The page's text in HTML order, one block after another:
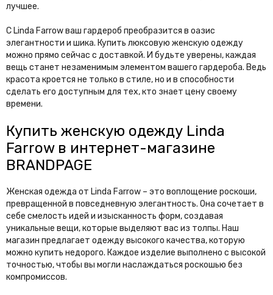
лучшее.
С Linda Farrow ваш гардероб преобразится в оазис
элегантности и шика. Купить люксовую женскую одежду
можно прямо сейчас с доставкой. И будьте уверены, каждая
вещь станет незаменимым элементом вашего гардероба. Ведь
красота кроется не только в стиле, но и в способности
сделать его доступным для тех, кто знает цену своему
времени.
Купить женскую одежду Linda
Farrow в интернет-магазине
BRANDPAGE
Женская одежда от Linda Farrow – это воплощение роскоши,
превращенной в повседневную элегантность. Она сочетает в
себе смелость идей и изысканность форм, создавая
уникальные вещи, которые выделяют вас из толпы. Наш
магазин предлагает одежду высокого качества, которую
можно купить недорого. Каждое изделие выполнено с высокой
точностью, чтобы вы могли наслаждаться роскошью без
компромиссов.